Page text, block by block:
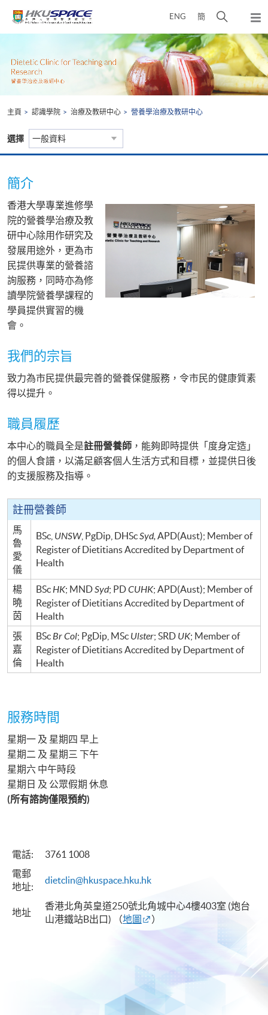
ENG 簡
開
搜
尋
介
面
彈
出
主
選
單
start
主頁 認識學院 治療及教研中心 營養學治療及教研中心
選擇 一般資料
簡介
香港大學專業進修學
院的營養學治療及教
研中心除用作研究及
發展用途外，更為市
民提供專業的營養諮
詢服務，同時亦為修
讀學院營養學課程的
學員提供實習的機
會。
我們的宗旨
致力為市民提供最完善的營養保健服務，令市民的健康質素
得以提升。
職員履歷
本中心的職員全是註冊營養師 ，能夠即時提供「度身定造」
的個人食譜，以滿足顧客個人生活方式和目標，並提供日後
的支援服務及指導。
註冊營養師
馬
魯
愛
儀
BSc, UNSW, PgDip DHScSyd,APD(Aust); Member of
Register of Dietitians Accredited by Department of
Health
楊
曉
茵
BScHK; MNDSyd; PDCUHK; APD(Aust); Member of
Register of Dietitians Accredited by Department of
Health
張
嘉
倫
BScBr Col; PgDip MSc Ulster; SRD UK; Member of
Register of Dietitians Accredited by Department of
Health
服務時間
星期一 及 星期四 早上
星期二 及 星期三 下午
星期六 中午時段
星期日 及 公眾假期 休息
(所有諮詢僅限預約)
電話:
3761 1008
電郵
地址:
dietclin@hkuspace.hku.hk
地址
香港北角英皇道250號北角城中心4樓403室 (炮台
山港鐵站B出口)
（地圖 ）